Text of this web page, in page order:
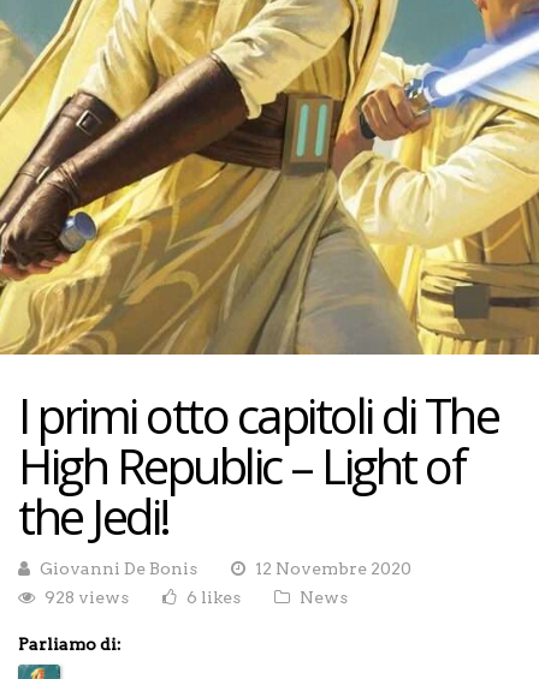
I primi otto capitoli di The
High Republic – Light of
the Jedi!
Giovanni De Bonis
12 Novembre 2020
928 views
6 likes News
Parliamo di: